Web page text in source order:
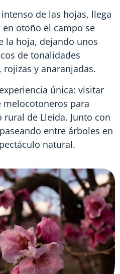
de las hojas, llega
en otoño el campo se
la hoja, dejando unos
de tonalidades
y anaranjadas.
única: visitar
melocotoneros para
de Lleida. Junto con
entre árboles en
natural.